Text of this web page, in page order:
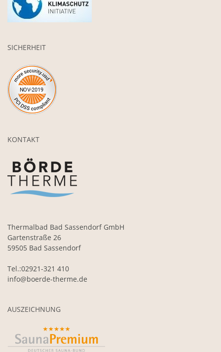
SICHERHEIT
KONTAKT
Thermalbad Bad Sassendorf GmbH
Gartenstraße 26
59505 Bad Sassendorf
Tel.:02921-321 410
info@boerde-therme.de
AUSZEICHNUNG